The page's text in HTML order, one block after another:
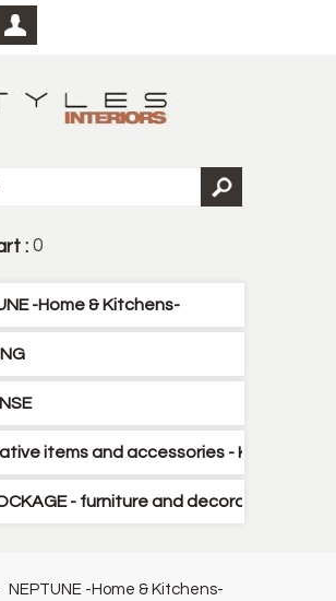
: 0
-Home & Kitchens-
items and accessories - Kitchen -
- furniture and decorative items
NEPTUNE -Home & Kitchens-